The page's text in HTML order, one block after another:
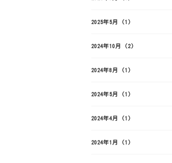
2025年5月 (1)
2024年10月 (2)
2024年8月 (1)
2024年5月 (1)
2024年4月 (1)
2024年1月 (1)